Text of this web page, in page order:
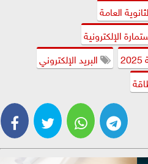
العامة
الإلكترونية
البريد الإلكتروني